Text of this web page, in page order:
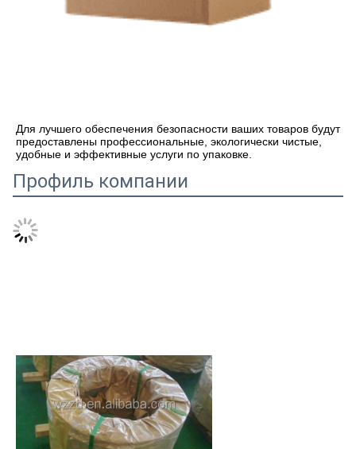
Для лучшего обеспечения безопасности ваших товаров будут
предоставлены профессиональные, экологически чистые,
удобные и эффективные услуги по упаковке.
Профиль компании